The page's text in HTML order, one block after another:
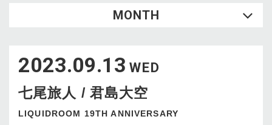
WED
2
3 4 5
16
17 18 19
23
24 25 26 27
MONTH
2023.09.13 WED
七尾旅人 / 君島大空
LIQUIDROOM 19TH ANNIVERSARY